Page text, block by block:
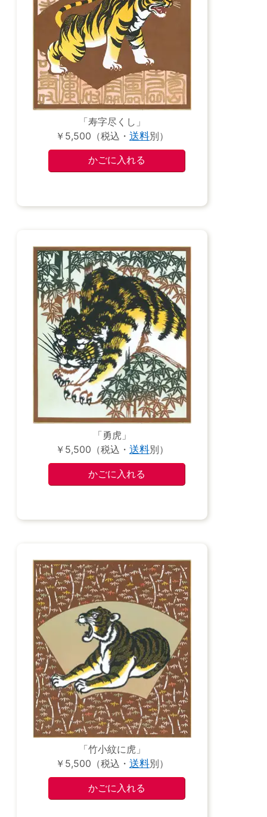
「寿字尽くし」
￥5,500（税込・ 送料別）
「勇虎」
￥5,500（税込・ 送料別）
「竹小紋に虎」
￥5,500（税込・ 送料別）